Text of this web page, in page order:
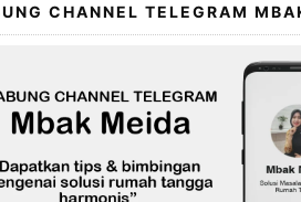
CHANNEL TELEGRAM